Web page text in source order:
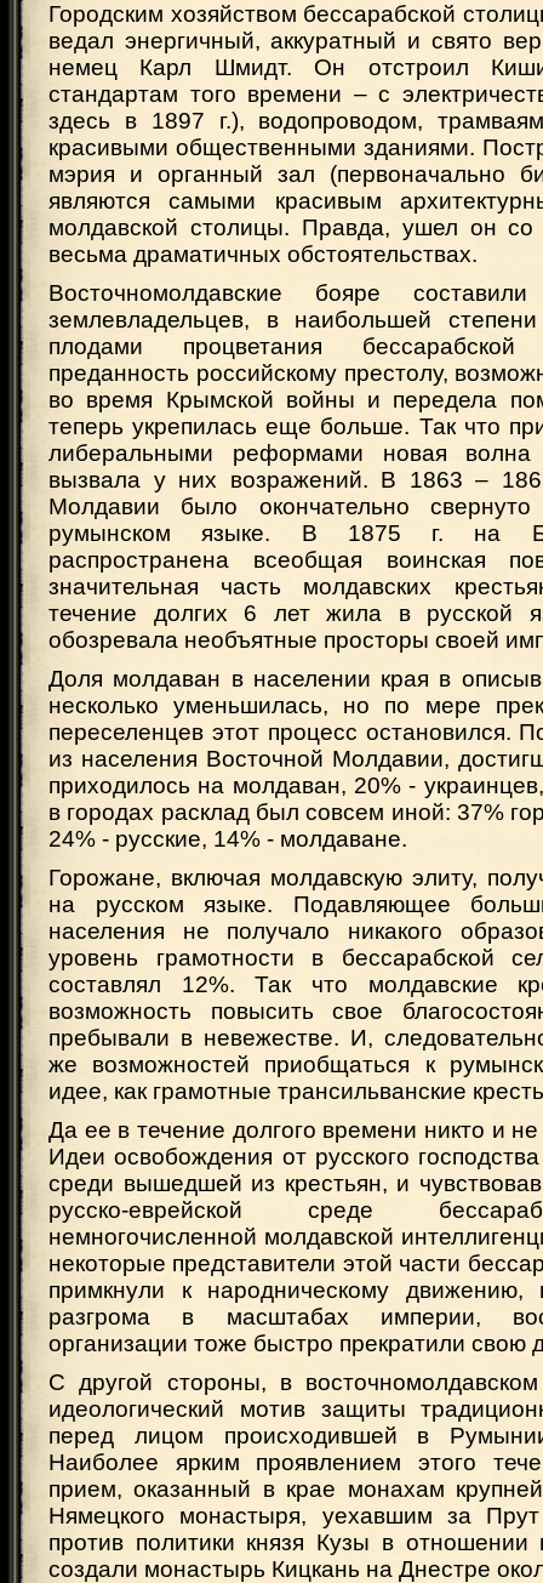
Городским хозяйством бессарабской
ведал энергичный, аккуратный и свято
немец Карл Шмидт. Он отстроил
стандартам того времени – с
здесь в 1897 г.), водопроводом,
красивыми общественными зданиями.
мэрия и органный зал (первоначально
являются самыми красивым
молдавской столицы. Правда, ушел он со
весьма драматичных обстоятельствах.
Восточномолдавские бояре
землевладельцев, в наибольшей степени
плодами процветания
преданность российскому престолу,
во время Крымской войны и передела
теперь укрепилась еще больше. Так что
либеральными реформами новая волна
вызвала у них возражений. В 1863 –
Молдавии было окончательно
румынском языке. В 1875 г. на
распространена всеобщая воинская
значительная часть молдавских
течение долгих 6 лет жила в русской
обозревала необъятные просторы своей
Доля молдаван в населении края в
несколько уменьшилась, но по мере
переселенцев этот процесс остановился.
из населения Восточной Молдавии,
приходилось на молдаван, 20% -
в городах расклад был совсем иной: 37%
24% - русские, 14% - молдаване.
Горожане, включая молдавскую элиту,
на русском языке. Подавляющее
населения не получало никакого
уровень грамотности в бессарабской
составлял 12%. Так что молдавские
возможность повысить свое
пребывали в невежестве. И,
же возможностей приобщаться к
идее, как грамотные трансильванские
Да ее в течение долгого времени никто и
Идеи освобождения от русского
среди вышедшей из крестьян, и
русско-еврейской среде
немногочисленной молдавской
некоторые представители этой части
примкнули к народническому
разгрома в масштабах империи,
организации тоже быстро прекратили свою
С другой стороны, в
идеологический мотив защиты
перед лицом происходившей в
Наиболее ярким проявлением этого
прием, оказанный в крае монахам
Нямецкого монастыря, уехавшим за
против политики князя Кузы в отношении
создали монастырь Кицкань на Днестре